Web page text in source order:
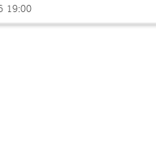
19:00